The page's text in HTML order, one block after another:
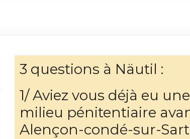
3 questions à Näutil :
1/ Aviez vous déjà eu
milieu pénitentiaire
Alençon-condé-sur-